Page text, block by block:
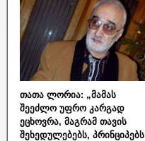
თათა ლორია: „მამას
შეეძლო უფრო კარგად
ეცხოვრა, მაგრამ თავის
შეხედულებებს, პრინციპებს